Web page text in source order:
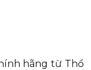
hãng từ Thổ